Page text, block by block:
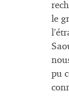
le
pu